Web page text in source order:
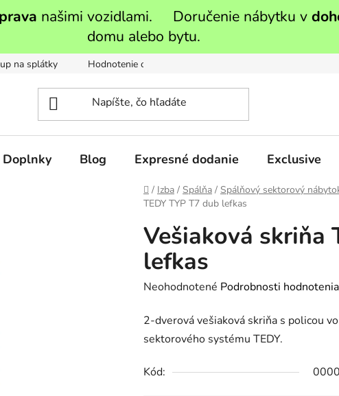
našimi vozidlami. Doručenie nábytku v
domu alebo bytu.
na splátky Hodnotenie obchodu
Doplnky Blog Expresné dodanie Exclusive
Domov
/ Izba / Spálňa / Spálňový sektorový
TEDY TYP T7 dub lefkas
Vešiaková skriňa
lefkas
Priemerné
produktu
je
z
Neohodnotené Podrobnosti hodnotenia
2-dverová vešiaková skriňa s policou
sektorového systému TEDY.
Kód: